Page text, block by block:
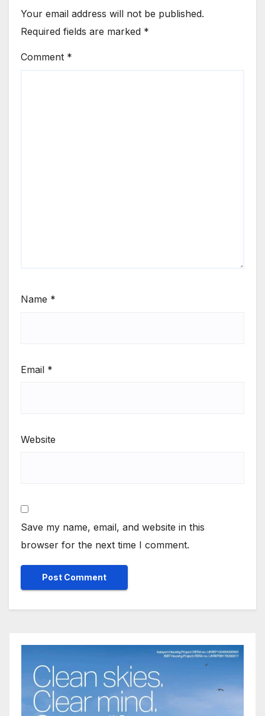
Your email address will not be published.
Required fields are marked *
Comment *
Name *
Email *
Website
Save my name, email, and website in this
browser for the next time I comment.